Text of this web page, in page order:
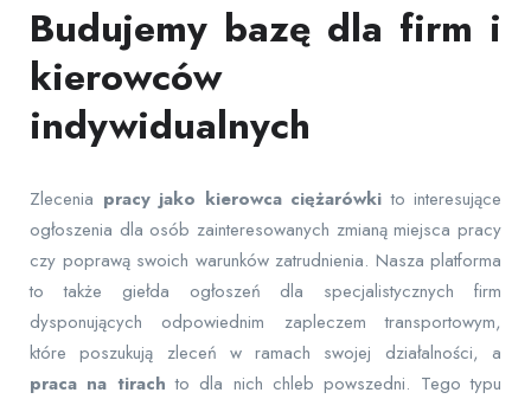
Budujemy bazę dla firm i
kierowców
indywidualnych
Zlecenia pracy jako kierowca ciężarówkito interesujące
ogłoszenia dla osób zainteresowanych zmianą miejsca pracy
czy poprawą swoich warunków zatrudnienia. Nasza platforma
to także giełda ogłoszeń dla specjalistycznych firm
dysponujących odpowiednim zapleczem transportowym,
które poszukują zleceń w ramach swojej działalności, a
praca na tirach to dla nich chleb powszedni. Tego typu